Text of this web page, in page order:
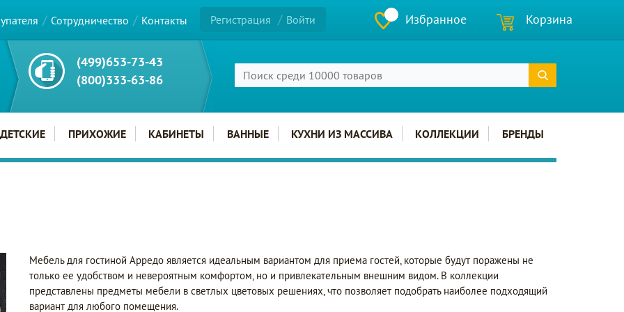
Сотрудничество Контакты Регистрация Войти Избранное Корзина
(499)653-73-43
(800)333-63-86
ДЕТСКИЕ ПРИХОЖИЕ КАБИНЕТЫ ВАННЫЕ КУХНИ ИЗ МАССИВА КОЛЛЕКЦИИ БРЕНДЫ
Мебель для гостиной Арредо является идеальным вариантом для приема гостей, которые будут поражены не
только ее удобством и невероятным комфортом, но и привлекательным внешним видом. В коллекции
представлены предметы мебели в светлых цветовых решениях, что позволяет подобрать наиболее подходящий
вариант для любого помещения.